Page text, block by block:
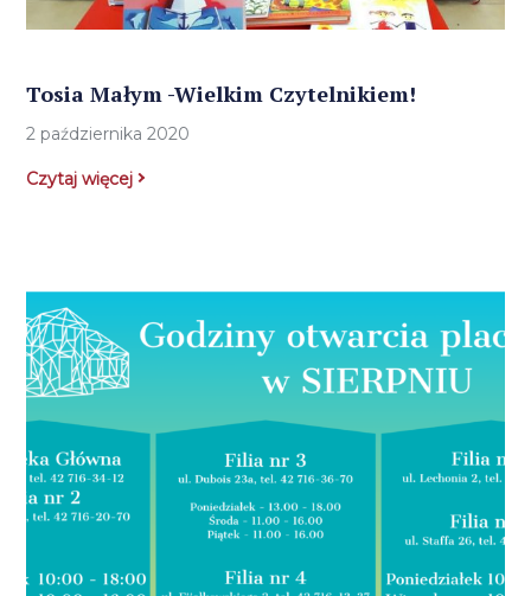
Tosia Małym -Wielkim Czytelnikiem!
2 października 2020
Czytaj więcej